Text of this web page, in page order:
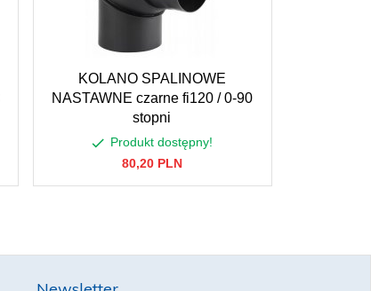
KOLANO SPALINOWE
NASTAWNE czarne fi120 / 0-90
stopni
Produkt dostępny!
80,20 PLN